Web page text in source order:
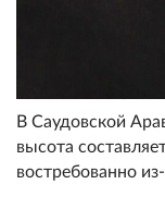
В Саудовской
высота
востребованно